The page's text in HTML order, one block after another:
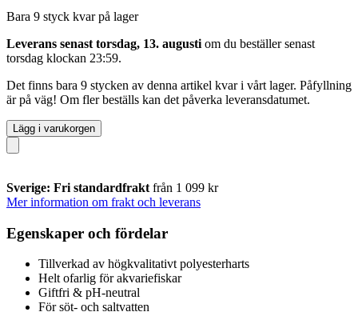
Bara 9 styck kvar på lager
Leverans senast torsdag, 13. augusti om du beställer senast
torsdag klockan 23:59.
Det finns bara 9 stycken av denna artikel kvar i vårt lager. Påfyllning
är på väg! Om fler beställs kan det påverka leveransdatumet.
Lägg i varukorgen
Sverige: Fri standardfrakt från 1 099 kr
Mer information om frakt och leverans
Egenskaper och fördelar
Tillverkad av högkvalitativt polyesterharts
Helt ofarlig för akvariefiskar
Giftfri & pH-neutral
För söt- och saltvatten